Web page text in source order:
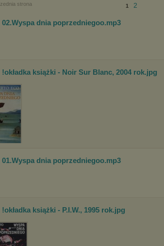
strona 1 2
02.Wyspa dnia poprzedniegoo.mp3
!okładka książki - Noir Sur Blanc, 2004 rok.jpg
01.Wyspa dnia poprzedniegoo.mp3
!okładka książki - P.I.W., 1995 rok.jpg